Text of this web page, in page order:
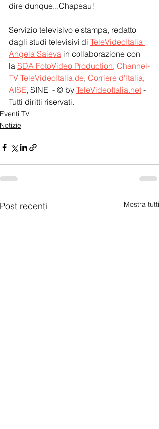
dire dunque...Chapeau!
Servizio televisivo e stampa, redatto
dagli studi televisivi di TeleVideoItalia
Angela Saieva in collaborazione con
la SDA FotoVideo Production, Channel-
TV TeleVideoItalia.de, Corriere d'Italia,
AISE, SINE  - © by TeleVideoItalia.net -
Tutti diritti riservati.
Eventi TV
Notizie
Post recenti Mostra tutti